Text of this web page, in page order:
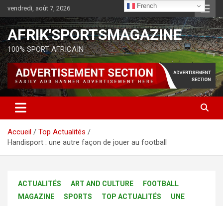
vendredi, août 7, 2026
AFRIK'SPORTSMAGAZINE
100% SPORT AFRICAIN
Accueil
Top Actualités
Handisport : une autre façon de jouer au football
ACTUALITÉS ART AND CULTURE
FOOTBALL
MAGAZINE
SPORTS TOP ACTUALITÉS UNE
French